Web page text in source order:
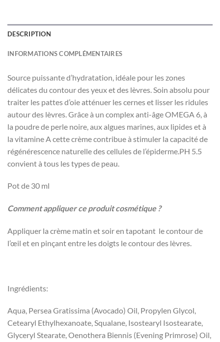
DESCRIPTION
INFORMATIONS COMPLÉMENTAIRES
Source puissante d’hydratation, idéale pour les zones
délicates du contour des yeux et des lèvres. Soin absolu pour
traiter les pattes d’oie atténuer les cernes et lisser les ridules
autour des lèvres. Grâce à un complex anti-âge OMEGA 6, à
la poudre de perle noire, aux algues marines, aux lipides et à
la vitamine A cette crème contribue à stimuler la capacité de
régénérescence naturelle des cellules de l’épiderme.PH 5.5
convient à tous les types de peau.
Pot de 30 ml
Comment appliquer ce produit cosmétique ?
Appliquer la crème matin et soir en tapotant le contour de
l’œil et en pinçant entre les doigts le contour des lèvres.
Ingrédients:
Aqua, Persea Gratissima (Avocado) Oil, Propylen Glycol,
Cetearyl Ethylhexanoate, Squalane, Isostearyl Isostearate,
Glyceryl Stearate, Oenothera Biennis (Evening Primrose) Oil,